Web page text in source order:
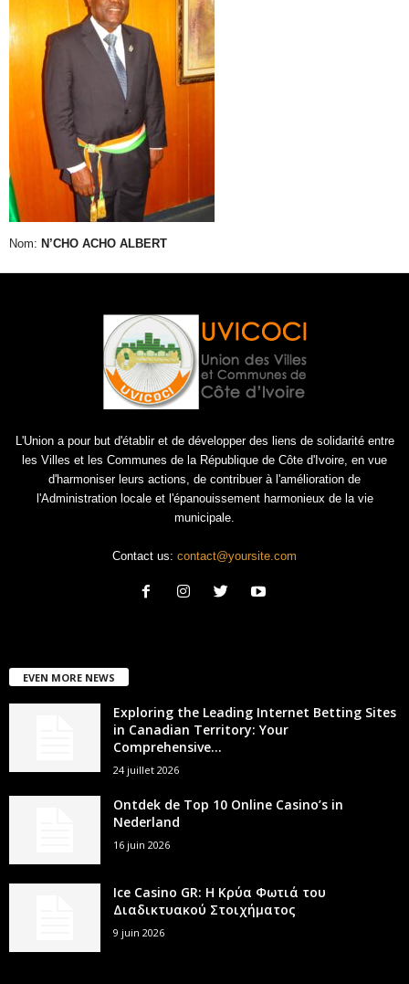
Nom: N’CHO ACHO ALBERT
L'Union a pour but d'établir et de développer des liens de solidarité entre
les Villes et les Communes de la République de Côte d'Ivoire, en vue
d'harmoniser leurs actions, de contribuer à l'amélioration de
l'Administration locale et l'épanouissement harmonieux de la vie
municipale.
Contact us: contact@yoursite.com
EVEN MORE NEWS
Exploring the Leading Internet Betting Sites
in Canadian Territory: Your
Comprehensive...
24 juillet 2026
Ontdek de Top 10 Online Casino’s in
Nederland
16 juin 2026
Ice Casino GR: Η Κρύα Φωτιά του
Διαδικτυακού Στοιχήματος
9 juin 2026